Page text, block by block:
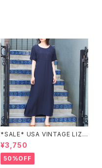
*SALE* USA VINTAGE LIZ c
laiborne EMBROIDERY DES
IGN NAVY ONE PIECE/アメリ
カ古着刺繍デザインネイビーワ
ンピース
¥3,750
50%OFF